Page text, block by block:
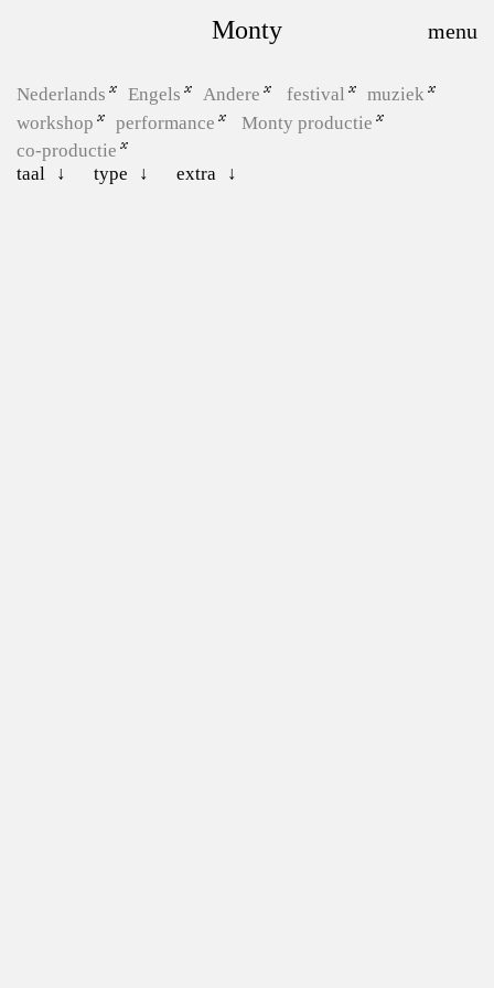
Monty
Nederlands Engels Andere festival
muziek
workshop
performance
Monty productie
co-productie
taal
type extra